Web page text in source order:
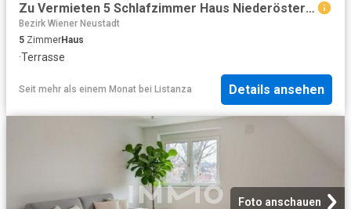
Zu Vermieten 5 Schlafzimmer Haus Niederösterreich Niederösterreich DS102704763
Bezirk Wiener Neustadt
5 ZimmerHaus
·Terrasse
Seit mehr als einem Monat bei Listanza Details ansehen
Foto anschauen